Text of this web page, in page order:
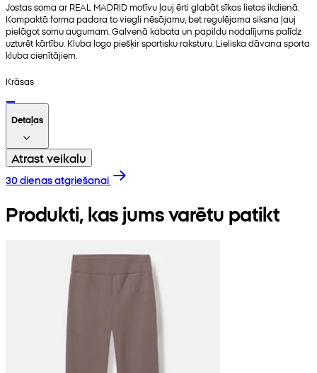
Jostas soma ar REAL MADRID motīvu ļauj ērti glabāt sīkas lietas ikdienā.
Kompaktā forma padara to viegli nēsājamu, bet regulējama siksna ļauj
pielāgot somu augumam. Galvenā kabata un papildu nodalījums palīdz
uzturēt kārtību. Kluba logo piešķir sportisku raksturu. Lieliska dāvana sporta
kluba cienītājiem.
Krāsas
Detaļas
Atrast veikalu
30 dienas atgriešanai
Produkti, kas jums varētu patikt